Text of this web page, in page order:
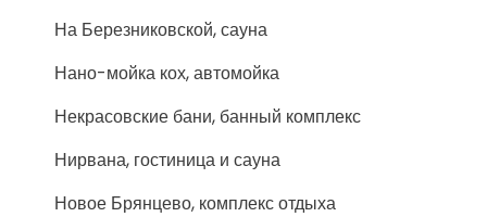
На Березниковской, сауна
Нано-мойка кох, автомойка
Некрасовские бани, банный комплекс
Нирвана, гостиница и сауна
Новое Брянцево, комплекс отдыха